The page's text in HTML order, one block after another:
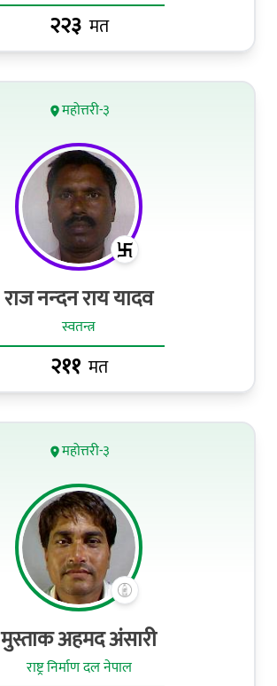
२२३ मत
महोत्तरी-३
राज नन्‍दन राय यादव
स्वतन्त्र
२११ मत
महोत्तरी-३
मुस्ताक अहमद अंसारी
राष्ट्र निर्माण दल नेपाल